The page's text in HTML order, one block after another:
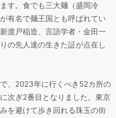
す。食でも三大麺（盛岡冷
有名で麺王国とも呼ばれてい
渡戸稲造、言語学者・金田一
の先人達の生きた証が点在し
、2023年に行くべき52カ所の
次ぎ2番目となりました。東京
を避けて歩き回れる珠玉の街